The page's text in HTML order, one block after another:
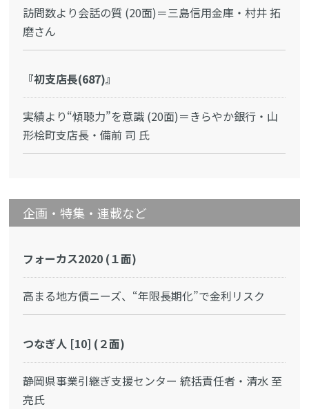
訪問数より会話の質 (20面)＝三島信用金庫・村井 拓
磨さん
『初支店長(687)』
実績より“傾聴力”を意識 (20面)＝きらやか銀行・山
形桧町支店長・備前 司 氏
企画・特集・連載など
フォーカス2020 (１面)
高まる地方債ニーズ、“年限長期化”で金利リスク
つなぎ人 [10] (２面)
静岡県事業引継ぎ支援センター 統括責任者・清水 至
亮氏